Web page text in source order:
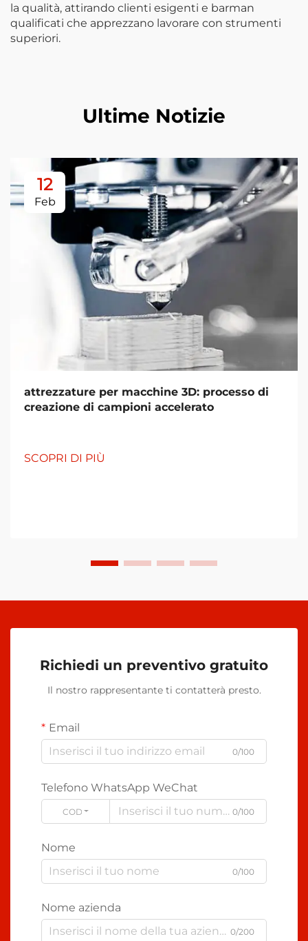
la qualità, attirando clienti esigenti e barman
qualificati che apprezzano lavorare con strumenti
superiori.
Ultime Notizie
12
Feb
attrezzature per macchine 3D: processo di
creazione di campioni accelerato
SCOPRI DI PIÙ
Richiedi un preventivo gratuito
Il nostro rappresentante ti contatterà presto.
Email
0/100
Telefono WhatsApp WeChat
CODE 0/100
Nome
0/100
Nome azienda
0/200